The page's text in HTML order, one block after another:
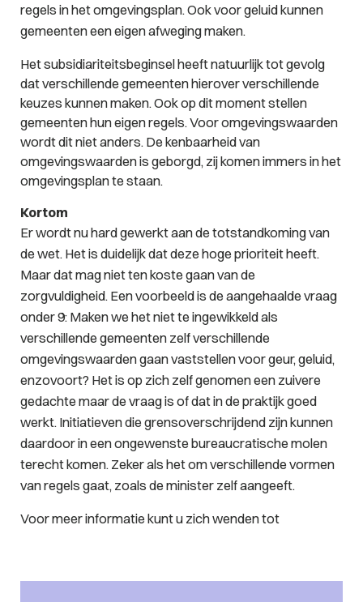
regels in het omgevingsplan. Ook voor geluid kunnen
gemeenten een eigen afweging maken.
Het subsidiariteitsbeginsel heeft natuurlijk tot gevolg
dat verschillende gemeenten hierover verschillende
keuzes kunnen maken. Ook op dit moment stellen
gemeenten hun eigen regels. Voor omgevingswaarden
wordt dit niet anders. De kenbaarheid van
omgevingswaarden is geborgd, zij komen immers in het
omgevingsplan te staan.
Kortom
Er wordt nu hard gewerkt aan de totstandkoming van
de wet. Het is duidelijk dat deze hoge prioriteit heeft.
Maar dat mag niet ten koste gaan van de
zorgvuldigheid. Een voorbeeld is de aangehaalde vraag
onder 9: Maken we het niet te ingewikkeld als
verschillende gemeenten zelf verschillende
omgevingswaarden gaan vaststellen voor geur, geluid,
enzovoort? Het is op zich zelf genomen een zuivere
gedachte maar de vraag is of dat in de praktijk goed
werkt. Initiatieven die grensoverschrijdend zijn kunnen
daardoor in een ongewenste bureaucratische molen
terecht komen. Zeker als het om verschillende vormen
van regels gaat, zoals de minister zelf aangeeft.
Voor meer informatie kunt u zich wenden tot